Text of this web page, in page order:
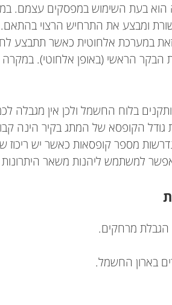
הוא בעת השימוש במפסקים עצמם.
ומבצע את התרחיש הרצוי בהתאם.
במערכת אלחוטית כאשר תתבצע
הבקר הראשי (באופן אלחוטי).
בלוח החשמל ולכן אין מגבלה
גודל הקופסא של המתג בקיר הינה
מספר קופסאות כאשר יש ריכוז
למשתמש ליהנות משאר
הגבלת מרחקים.
בארון החשמל.